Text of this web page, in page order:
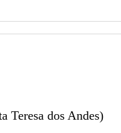
Teresa dos Andes)